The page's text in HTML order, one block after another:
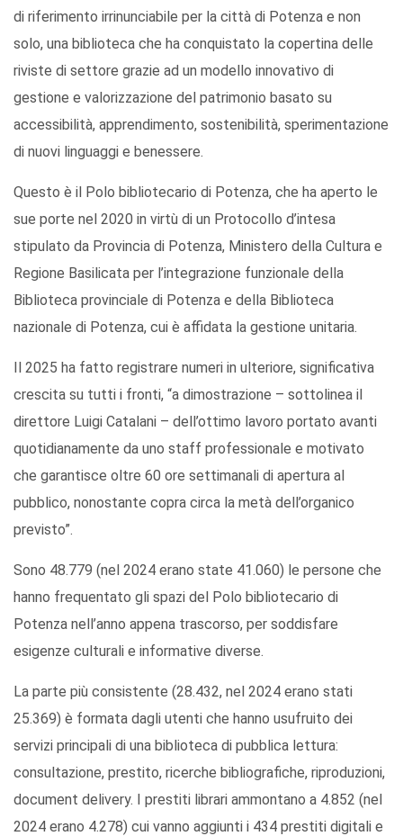
di riferimento irrinunciabile per la città di Potenza e non
solo, una biblioteca che ha conquistato la copertina delle
riviste di settore grazie ad un modello innovativo di
gestione e valorizzazione del patrimonio basato su
accessibilità, apprendimento, sostenibilità, sperimentazione
di nuovi linguaggi e benessere.
Questo è il Polo bibliotecario di Potenza, che ha aperto le
sue porte nel 2020 in virtù di un Protocollo d’intesa
stipulato da Provincia di Potenza, Ministero della Cultura e
Regione Basilicata per l’integrazione funzionale della
Biblioteca provinciale di Potenza e della Biblioteca
nazionale di Potenza, cui è affidata la gestione unitaria.
Il 2025 ha fatto registrare numeri in ulteriore, significativa
crescita su tutti i fronti, “a dimostrazione – sottolinea il
direttore Luigi Catalani – dell’ottimo lavoro portato avanti
quotidianamente da uno staff professionale e motivato
che garantisce oltre 60 ore settimanali di apertura al
pubblico, nonostante copra circa la metà dell’organico
previsto”.
Sono 48.779 (nel 2024 erano state 41.060) le persone che
hanno frequentato gli spazi del Polo bibliotecario di
Potenza nell’anno appena trascorso, per soddisfare
esigenze culturali e informative diverse.
La parte più consistente (28.432, nel 2024 erano stati
25.369) è formata dagli utenti che hanno usufruito dei
servizi principali di una biblioteca di pubblica lettura:
consultazione, prestito, ricerche bibliografiche, riproduzioni,
document delivery. I prestiti librari ammontano a 4.852 (nel
2024 erano 4.278) cui vanno aggiunti i 434 prestiti digitali e